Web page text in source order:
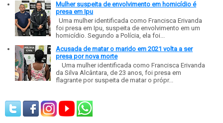
Mulher suspeita de envolvimento em homicídio é
presa em Ipu
Uma mulher identificada como Francisca Erivanda
foi presa em Ipu, suspeita de envolvimento em um
homicídio. Segundo a Polícia, ela foi...
Acusada de matar o marido em 2021 volta a ser
presa por nova morte
Uma mulher identificada como Francisca Erivanda
da Silva Alcântara, de 23 anos, foi presa em
flagrante por suspeita de matar o própr...